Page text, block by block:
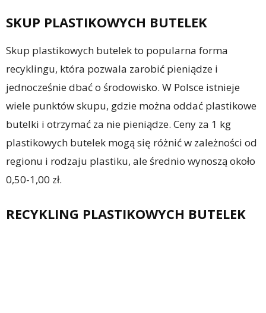
SKUP PLASTIKOWYCH BUTELEK
Skup plastikowych butelek to popularna forma
recyklingu, która pozwala zarobić pieniądze i
jednocześnie dbać o środowisko. W Polsce istnieje
wiele punktów skupu, gdzie można oddać plastikowe
butelki i otrzymać za nie pieniądze. Ceny za 1 kg
plastikowych butelek mogą się różnić w zależności od
regionu i rodzaju plastiku, ale średnio wynoszą około
0,50-1,00 zł.
RECYKLING PLASTIKOWYCH BUTELEK